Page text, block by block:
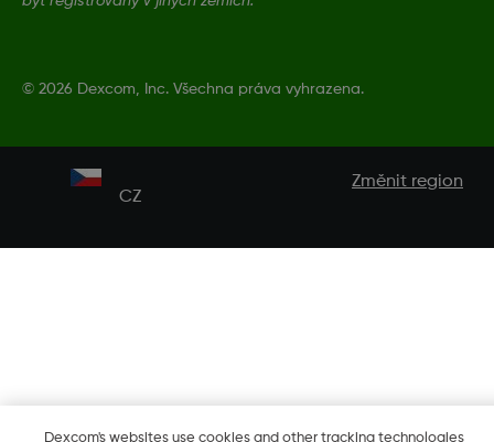
© 2026 Dexcom, Inc. Všechna práva vyhrazena.
CZ
Změnit region
Dexcom's websites use cookies and other tracking technologies